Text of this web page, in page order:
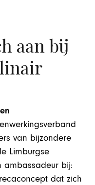
aan bij
van bijzondere
Limburgse
ambassadeur bij:
dat zich